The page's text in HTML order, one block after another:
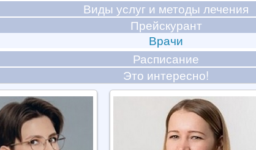
Виды услуг и методы лечения
Прейскурант
Врачи
Расписание
Это интересно!